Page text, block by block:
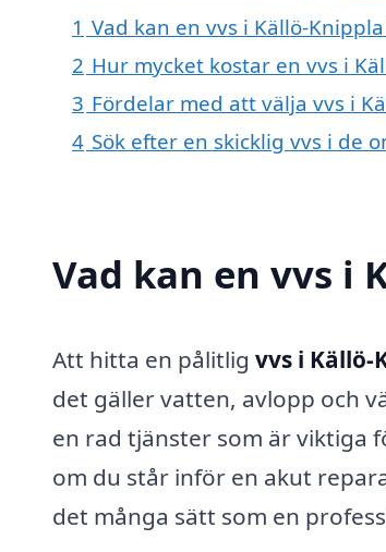
1 Vad kan en vvs i Källö-
2 Hur mycket kostar en vvs i
3 Fördelar med att välja vvs i
4 Sök efter en skicklig vvs i de
Vad kan en vvs i
Att hitta en pålitlig vvs i Källö-
det gäller vatten, avlopp och
en rad tjänster som är viktiga
om du står inför en akut
det många sätt som en